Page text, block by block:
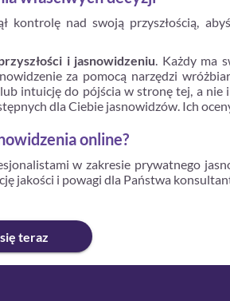
kontrolę nad swoją przyszłością,
i jasnowidzeniu. Każdy ma
za pomocą narzędzi
lub intuicję do pójścia w stronę tej, a
dla Ciebie jasnowidzów. Ich
online?
w zakresie prywatnego
jakości i powagi dla Państwa
teraz